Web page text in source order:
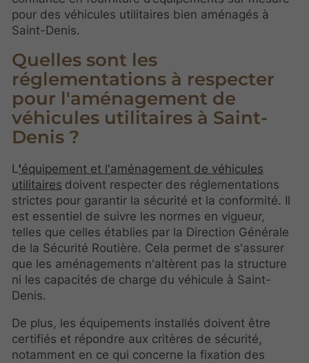
pour des véhicules utilitaires bien aménagés à
Saint-Denis.
Quelles sont les
réglementations à respecter
pour l'aménagement de
véhicules utilitaires à Saint-
Denis ?
L'équipement et l'aménagement de véhicules
utilitaires doivent respecter des réglementations
strictes pour garantir la sécurité et la conformité. Il
est essentiel de suivre les normes en vigueur,
telles que celles établies par la Direction Générale
de la Sécurité Routière. Cela permet de s'assurer
que les aménagements n'altèrent pas la structure
ni les capacités de charge du véhicule à Saint-
Denis.
De plus, les équipements installés doivent être
certifiés et répondre aux critères de sécurité,
notamment en ce qui concerne la fixation des